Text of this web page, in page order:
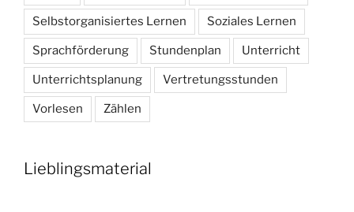
Selbstorganisiertes Lernen Soziales Lernen
Sprachförderung Stundenplan Unterricht
Unterrichtsplanung Vertretungsstunden
Vorlesen Zählen
Lieblingsmaterial